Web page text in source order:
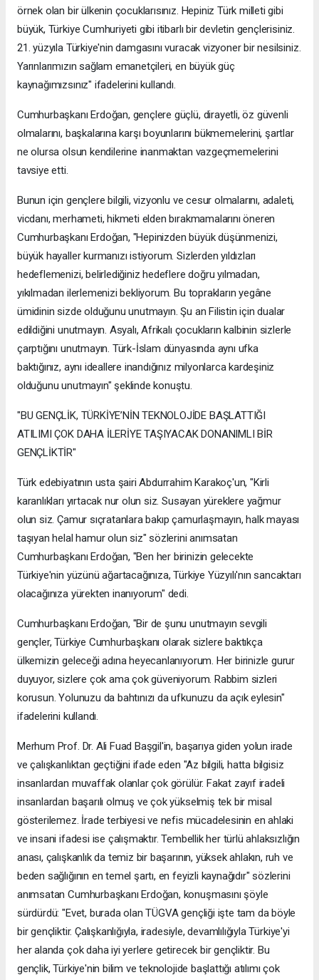
örnek olan bir ülkenin çocuklarısınız. Hepiniz Türk milleti gibi
büyük, Türkiye Cumhuriyeti gibi itibarlı bir devletin gençlerisiniz.
21. yüzyıla Türkiye'nin damgasını vuracak vizyoner bir nesilsiniz.
Yarınlarımızın sağlam emanetçileri, en büyük güç
kaynağımızsınız" ifadelerini kullandı.
Cumhurbaşkanı Erdoğan, gençlere güçlü, dirayetli, öz güvenli
olmalarını, başkalarına karşı boyunlarını bükmemelerini, şartlar
ne olursa olsun kendilerine inanmaktan vazgeçmemelerini
tavsiye etti.
Bunun için gençlere bilgili, vizyonlu ve cesur olmalarını, adaleti,
vicdanı, merhameti, hikmeti elden bırakmamalarını öneren
Cumhurbaşkanı Erdoğan, "Hepinizden büyük düşünmenizi,
büyük hayaller kurmanızı istiyorum. Sizlerden yıldızları
hedeflemenizi, belirlediğiniz hedeflere doğru yılmadan,
yıkılmadan ilerlemenizi bekliyorum. Bu toprakların yegâne
ümidinin sizde olduğunu unutmayın. Şu an Filistin için dualar
edildiğini unutmayın. Asyalı, Afrikalı çocukların kalbinin sizlerle
çarptığını unutmayın. Türk-İslam dünyasında aynı ufka
baktığınız, aynı ideallere inandığınız milyonlarca kardeşiniz
olduğunu unutmayın" şeklinde konuştu.
"BU GENÇLİK, TÜRKİYE’NİN TEKNOLOJİDE BAŞLATTIĞI
ATILIMI ÇOK DAHA İLERİYE TAŞIYACAK DONANIMLI BİR
GENÇLİKTİR"
Türk edebiyatının usta şairi Abdurrahim Karakoç'un, "Kirli
karanlıkları yırtacak nur olun siz. Susayan yüreklere yağmur
olun siz. Çamur sıçratanlara bakıp çamurlaşmayın, halk mayası
taşıyan helal hamur olun siz" sözlerini anımsatan
Cumhurbaşkanı Erdoğan, "Ben her birinizin gelecekte
Türkiye'nin yüzünü ağartacağınıza, Türkiye Yüzyılı'nın sancaktarı
olacağınıza yürekten inanıyorum" dedi.
Cumhurbaşkanı Erdoğan, "Bir de şunu unutmayın sevgili
gençler, Türkiye Cumhurbaşkanı olarak sizlere baktıkça
ülkemizin geleceği adına heyecanlanıyorum. Her birinizle gurur
duyuyor, sizlere çok ama çok güveniyorum. Rabbim sizleri
korusun. Yolunuzu da bahtınızı da ufkunuzu da açık eylesin"
ifadelerini kullandı.
Merhum Prof. Dr. Ali Fuad Başgil'in, başarıya giden yolun irade
ve çalışkanlıktan geçtiğini ifade eden "Az bilgili, hatta bilgisiz
insanlardan muvaffak olanlar çok görülür. Fakat zayıf iradeli
insanlardan başarılı olmuş ve çok yükselmiş tek bir misal
gösterilemez. İrade terbiyesi ve nefis mücadelesinin en ahlaki
ve insani ifadesi ise çalışmaktır. Tembellik her türlü ahlaksızlığın
anası, çalışkanlık da temiz bir başarının, yüksek ahlakın, ruh ve
beden sağlığının en temel şartı, en feyizli kaynağıdır" sözlerini
anımsatan Cumhurbaşkanı Erdoğan, konuşmasını şöyle
sürdürdü: "Evet, burada olan TÜGVA gençliği işte tam da böyle
bir gençliktir. Çalışkanlığıyla, iradesiyle, devamlılığıyla Türkiye'yi
her alanda çok daha iyi yerlere getirecek bir gençliktir. Bu
gençlik, Türkiye'nin bilim ve teknolojide başlattığı atılımı çok